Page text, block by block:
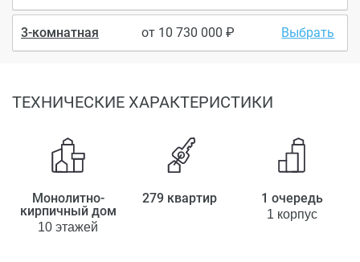
3-комнатная от 10 730 000 Выбрать
ТЕХНИЧЕСКИЕ ХАРАКТЕРИСТИКИ
Монолитно-
кирпичный дом
10 этажей
279 квартир 1 очередь
1 корпус